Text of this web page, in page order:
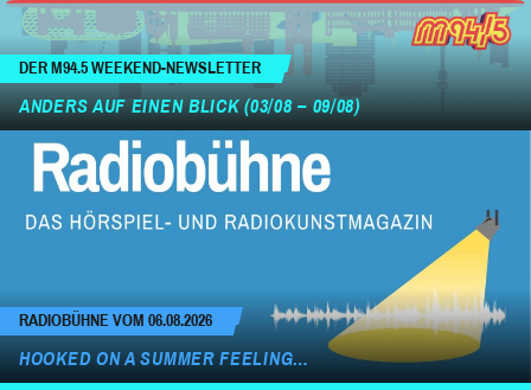
DER M94.5 WEEKEND-NEWSLETTER
ANDERS AUF EINEN BLICK (03/08 – 09/08)
RADIOBÜHNE VOM 06.08.2026
HOOKED ON A SUMMER FEELING…